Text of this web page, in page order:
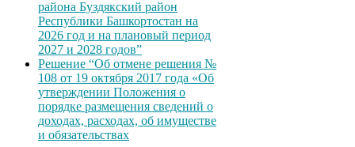
района Буздякский район
Республики Башкортостан на
2026 год и на плановый период
2027 и 2028 годов”
Решение “Об отмене решения №
108 от 19 октября 2017 года «Об
утверждении Положения о
порядке размещения сведений о
доходах, расходах, об имуществе
и обязательствах